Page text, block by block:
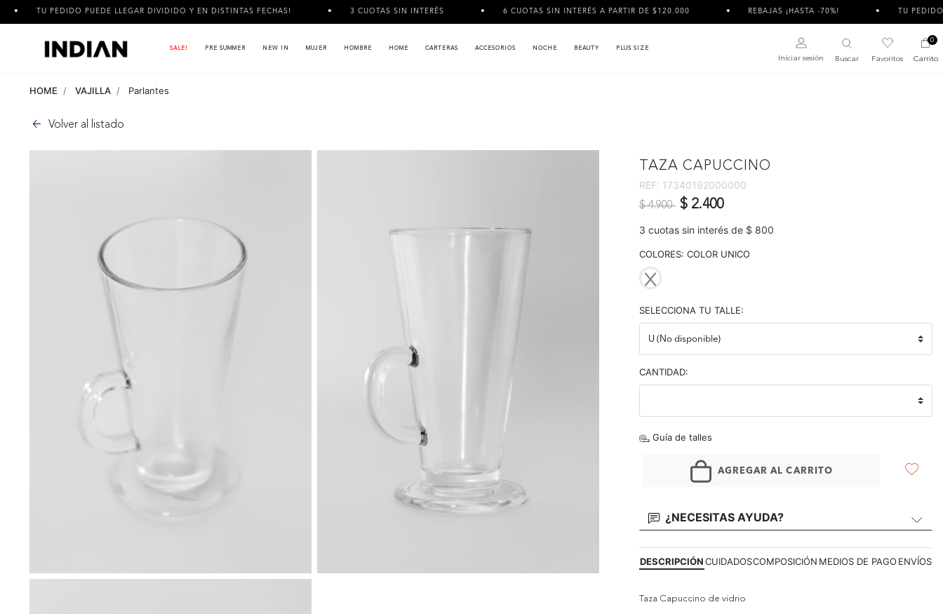
PEDIDO PUEDE LLEGAR DIVIDIDO Y EN DISTINTAS FECHAS! 3 CUOTAS SIN INTERÉS 6 CUOTAS SIN INTERÉS A PARTIR DE $120.000 REBAJAS ¡HASTA -70%! TU PEDIDO PUEDE
SALE! PRE SUMMER NEW IN MUJER HOMBRE HOME CARTERAS ACCESORIOS NOCHE BEAUTY PLUS SIZE
Iniciar sesión Buscar Favoritos
0
Carrito
HOME VAJILLA Parlantes
Volver al listado
TAZA CAPUCCINO
REF: 17340192000000
Precio reducido de
$ 4.900 a$ 2.400
3 cuotas sin interés de $ 800
COLORES: COLOR UNICO
SELECCIONA TU TALLE:
CANTIDAD:
Guía de talles
AGREGAR AL CARRITO
¿NECESITAS AYUDA?
DESCRIPCIÓNCUIDADOSCOMPOSICIÓN MEDIOS DE PAGO ENVÍOS
Taza Capuccino de vidrio